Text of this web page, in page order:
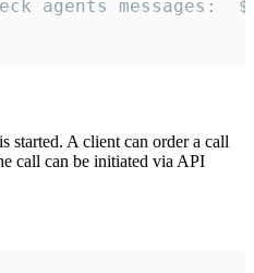
started. A client can order a call
call can be initiated via API